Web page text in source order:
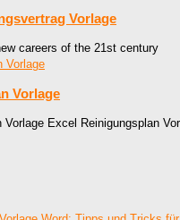
Vorlage
careers of the 21st century
Vorlage
Vorlage Excel Reinigungsplan